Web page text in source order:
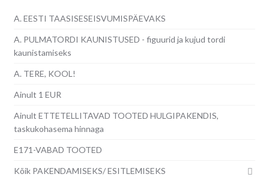
A. EESTI TAASISESEISVUMISPÄEVAKS
A. PULMATORDI KAUNISTUSED - figuurid ja kujud tordi
kaunistamiseks
A. TERE, KOOL!
Ainult 1 EUR
Ainult ETTETELLITAVAD TOOTED HULGIPAKENDIS,
taskukohasema hinnaga
E171-VABAD TOOTED
Kõik PAKENDAMISEKS/ ESITLEMISEKS